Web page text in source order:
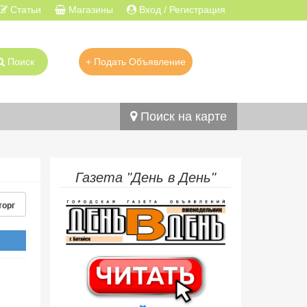
Вход / Регистрация
Магазины
Статьи
Поиск + Подать Объявление
Поиск на карте
Газета "День в День"